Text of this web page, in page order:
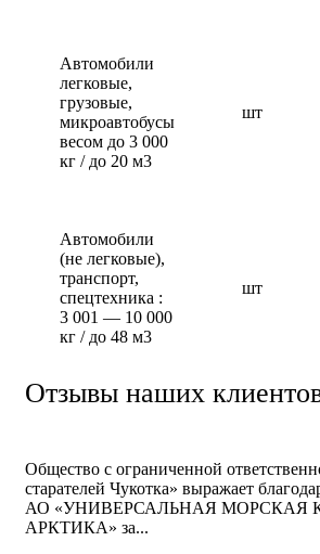
Автомобили
легковые,
грузовые,
микроавтобусы
весом до 3 000
кг / до 20 м3
шт
Автомобили
(не легковые),
транспорт,
спецтехника :
3 001 — 10 000
кг / до 48 м3
шт
Отзывы наших
Общество с ограниченной
старателей Чукотка» выражает
АО «УНИВЕРСАЛЬНАЯ МОРСКАЯ
АРКТИКА» за...